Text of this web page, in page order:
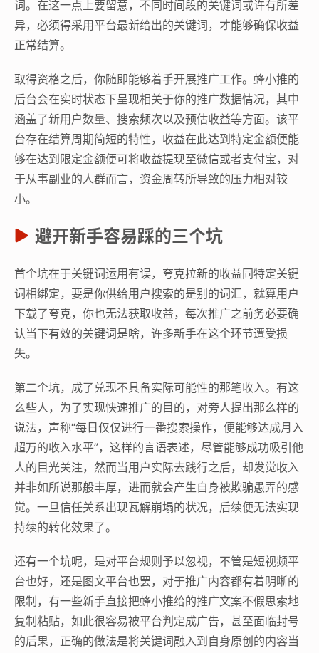
词。在这一点上要留意，不同时间段的关键词或许有所差
异，必须得采用平台最新给出的关键词，才能够确保收益
正常结算。
取得资格之后，你随即能够着手开展推广工作。蜂小推的
后台会在实时状态下呈现相关于你的推广数据情况，其中
涵盖了新用户数量、搜索频次以及预估收益等方面。该平
台存在结算周期简短的特性，收益在此达到特定金额便能
够在达到限定金额便可将收益提现至微信或者支付宝，对
于从事副业的人群而言，资金周转所导致的压力相对较
小。
避开新手容易踩的三个坑
首个坑在于关键词运用有误，夸克拉新的收益同特定关键
词相绑定，要是你供给用户搜索的是别的词汇，就算用户
下载了夸克，你也无法获取收益，每次推广之前务必要确
认当下有效的关键词是啥，许多新手在这个环节遭受损
失。
第二个坑，成了兑现不具备实际可能性的那笔收入。有这
么些人，为了实现快速推广的目的，对旁人提出那么样的
说法，声称“每日仅仅进行一番搜索操作，便能够达成月入
超万的收入水平”，这样的言语表述，尽管能够成功吸引他
人的目光关注，然而当用户实际去践行之后，却发觉收入
并非如所说那般丰厚，进而就会产生自身被欺骗愚弄的感
觉。一旦信任关系出现瓦解崩塌的状况，后续便无法实现
持续的转化效果了。
还有一个坑呢，是对平台规则予以忽视，不管是短视频平
台也好，还是图文平台也罢，对于推广内容都有着明晰的
限制，有一些新手直接把蜂小推给的推广文案不假思索地
复制粘贴，如此很容易被平台判定成广告，甚至面临封号
的后果，正确的做法是将关键词融入到自身原创的内容当